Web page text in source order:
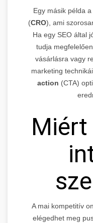
Egy másik példa a
(CRO), ami
Ha egy SEO által
tudja megfelelően
vásárlásra vagy
marketing
action (CTA)
A mai kompetitív
elégedhet meg